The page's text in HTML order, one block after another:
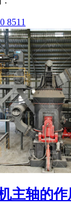
8511
主轴的